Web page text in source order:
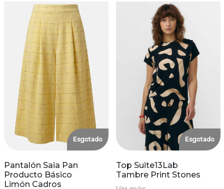
Esgotado
Pantalón Saia Pan
Producto Básico
Limón Cadros
Esgotado
Top Suite13Lab
Tambre Print Stones